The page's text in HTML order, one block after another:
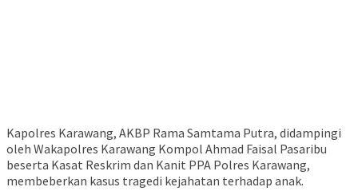
Kapolres Karawang, AKBP Rama Samtama Putra, didampingi
oleh Wakapolres Karawang Kompol Ahmad Faisal Pasaribu
beserta Kasat Reskrim dan Kanit PPA Polres Karawang,
membeberkan kasus tragedi kejahatan terhadap anak.